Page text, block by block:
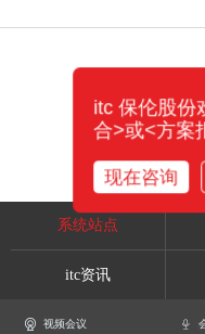
系统站点
itc资讯
视频会议
itc 保伦股份
合>或<方案
现在咨询